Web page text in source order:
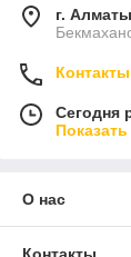
г. Алматы
Контакты
Сегодня
О нас